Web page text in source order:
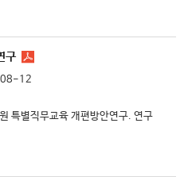
구
12
별직무교육 개편방안연구. 연구